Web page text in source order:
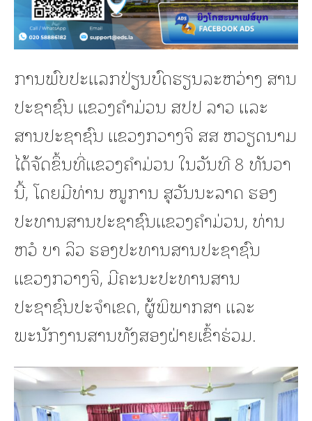
ການພົບປະແລກປ່ຽນບົດຮຽນລະຫວ່າງ ສານ
ປະຊາຊົນ ແຂວງຄຳມ່ວນ ສປປ ລາວ ແລະ
ສານປະຊາຊົນ ແຂວງກວາງຈິ ສສ ຫວຽດນາມ
ໄດ້ຈັດຂຶ້ນທີ່ແຂວງຄໍາມ່ວນ ໃນວັນທີ 8 ທັນວາ
ນີ້, ໂດຍມີທ່ານ ໜູການ ສຸວັນນະລາດ ຮອງ
ປະທານສານປະຊາຊົນແຂວງຄໍາມ່ວນ, ທ່ານ
ຫວໍ ບາ ລິວ ຮອງປະທານສານປະຊາຊົນ
ແຂວງກວາງຈິ, ມີຄະນະປະທານສານ
ປະຊາຊົນປະຈໍາເຂດ, ຜູ້ພິພາກສາ ແລະ
ພະນັກງານສານທັງສອງຝ່າຍເຂົ້າຮ່ວມ.